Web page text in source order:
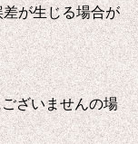
が生じる場合が
ざいませんの場